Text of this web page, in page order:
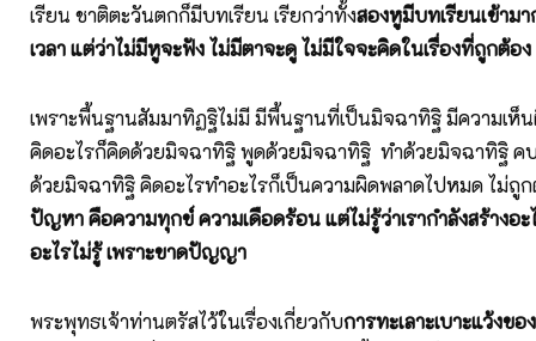
เรียน ชาติตะวันตกก็มีบทเรียน เรียกว่าทั้งสองหูมีบทเรียนเข้าม
เวลา แต่ว่าไม่มีหูจะฟัง ไม่มีตาจะดู ไม่มีใจจะคิดในเรื่องที่ถูกต้อง
เพราะพื้นฐานสัมมาทิฏฐิไม่มี มีพื้นฐานที่เป็นมิจฉาทิฐิ มีความเห็
คิดอะไรก็คิดด้วยมิจฉาทิฐิ พูดด้วยมิจฉาทิฐิ ทำด้วยมิจฉาทิฐิ ค
ด้วยมิจฉาทิฐิ คิดอะไรทำอะไรก็เป็นความผิดพลาดไปหมด ไม่ถูก
ปัญหา คือความทุกข์ ความเดือดร้อน แต่ไม่รู้ว่าเรากำลังสร้างอะ
อะไรไม่รู้ เพราะขาดปัญญา
พระพุทธเจ้าท่านตรัสไว้ในเรื่องเกี่ยวกับการทะเลาะเบาะแว้งขอ